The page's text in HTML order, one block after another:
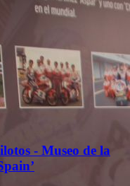
- Museo de la